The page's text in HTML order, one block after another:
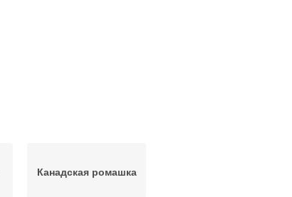
Канадская ромашка